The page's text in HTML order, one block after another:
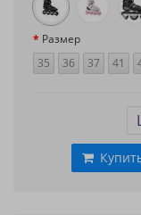
Размер
35
36 37 41